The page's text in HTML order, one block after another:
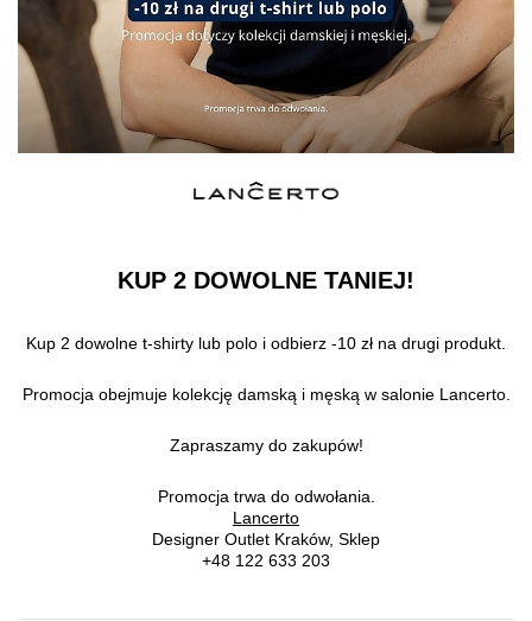
KUP 2 DOWOLNE TANIEJ!
Kup 2 dowolne t-shirty lub polo i odbierz -10 zł na drugi produkt.
Promocja obejmuje kolekcję damską i męską w salonie Lancerto.
Zapraszamy do zakupów!
Promocja trwa do odwołania.
Lancerto
Designer Outlet Kraków, Sklep
+48 122 633 203